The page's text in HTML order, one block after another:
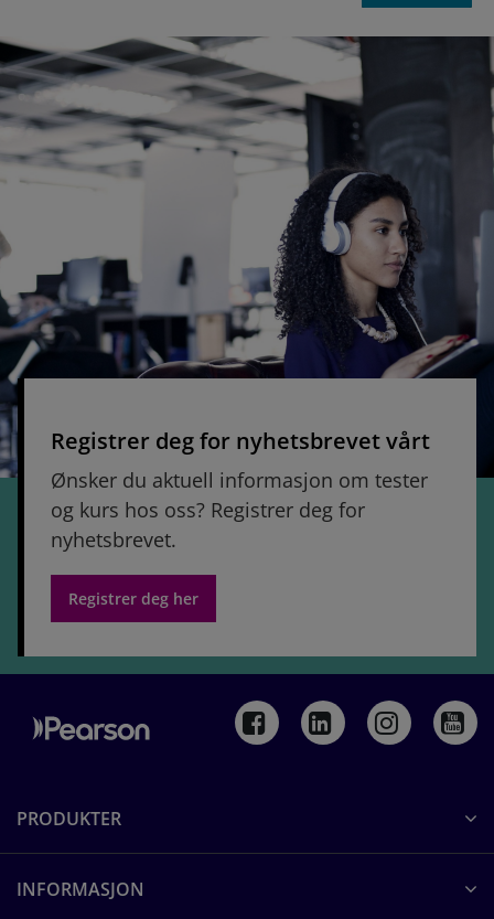
Registrer deg for nyhetsbrevet vårt
Ønsker du aktuell informasjon om tester
og kurs hos oss? Registrer deg for
nyhetsbrevet.
Registrer deg her
PRODUKTER
INFORMASJON